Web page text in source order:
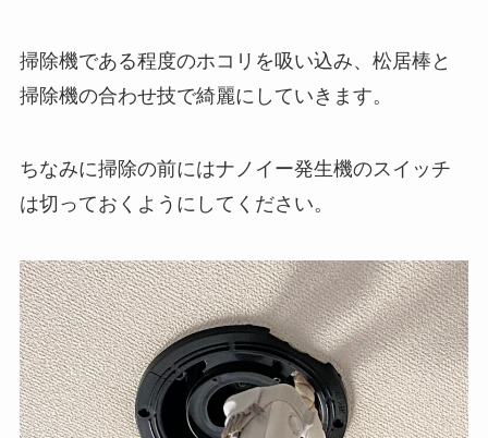
掃除機である程度のホコリを吸い込み、松居棒と
掃除機の合わせ技で綺麗にしていきます。
ちなみに掃除の前にはナノイー発生機のスイッチ
は切っておくようにしてください。